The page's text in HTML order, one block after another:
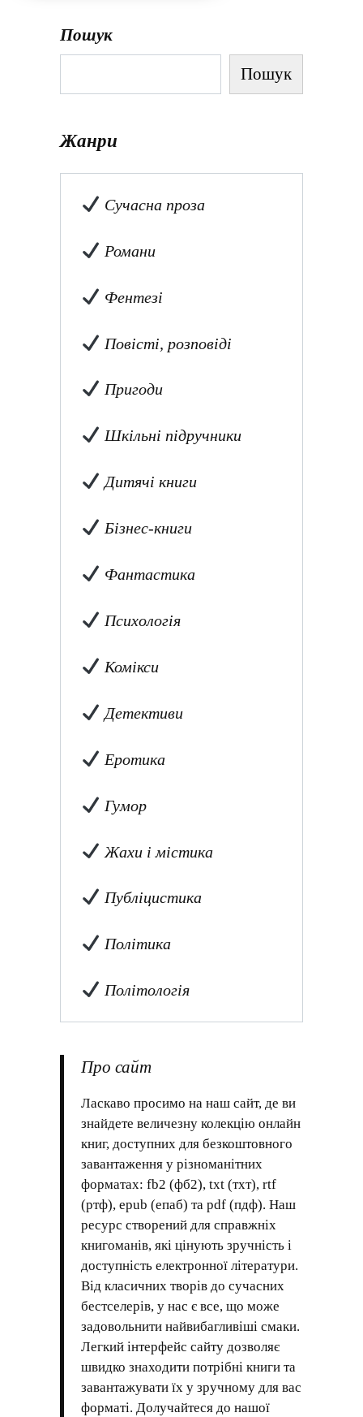
Пошук
Пошук
Жанри
Сучасна проза
Романи
Фентезі
Повісті, розповіді
Пригоди
Шкільні підручники
Дитячі книги
Бізнес-книги
Фантастика
Психологія
Комікси
Детективи
Еротика
Гумор
Жахи і містика
Публіцистика
Політика
Політологія
Про сайт
Ласкаво просимо на наш сайт, де ви
знайдете величезну колекцію онлайн
книг, доступних для безкоштовного
завантаження у різноманітних
форматах: fb2 (фб2), txt (тхт), rtf
(ртф), epub (епаб) та pdf (пдф). Наш
ресурс створений для справжніх
книгоманів, які цінують зручність і
доступність електронної літератури.
Від класичних творів до сучасних
бестселерів, у нас є все, що може
задовольнити найвибагливіші смаки.
Легкий інтерфейс сайту дозволяє
швидко знаходити потрібні книги та
завантажувати їх у зручному для вас
форматі. Долучайтеся до нашої